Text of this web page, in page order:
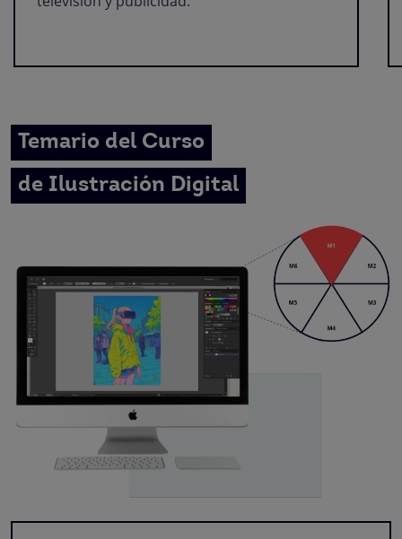
Temario del Curso
de Ilustración Digital